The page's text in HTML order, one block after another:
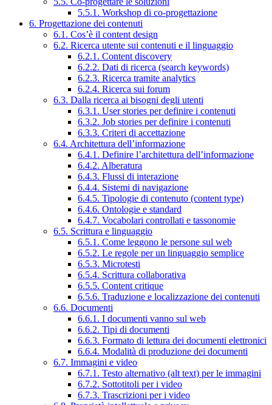
5.5.1. Workshop di co-progettazione
6. Progettazione dei contenuti
6.1. Cos’è il content design
6.2. Ricerca utente sui contenuti e il linguaggio
6.2.1. Content discovery
6.2.2. Dati di ricerca (search keywords)
6.2.3. Ricerca tramite analytics
6.2.4. Ricerca sui forum
6.3. Dalla ricerca ai bisogni degli utenti
6.3.1. User stories per definire i contenuti
6.3.2. Job stories per definire i contenuti
6.3.3. Criteri di accettazione
6.4. Architettura dell’informazione
6.4.1. Definire l’architettura dell’informazione
6.4.2. Alberatura
6.4.3. Flussi di interazione
6.4.4. Sistemi di navigazione
6.4.5. Tipologie di contenuto (content type)
6.4.6. Ontologie e standard
6.4.7. Vocabolari controllati e tassonomie
6.5. Scrittura e linguaggio
6.5.1. Come leggono le persone sul web
6.5.2. Le regole per un linguaggio semplice
6.5.3. Microtesti
6.5.4. Scrittura collaborativa
6.5.5. Content critique
6.5.6. Traduzione e localizzazione dei contenuti
6.6. Documenti
6.6.1. I documenti vanno sul web
6.6.2. Tipi di documenti
6.6.3. Formato di lettura dei documenti elettronici
6.6.4. Modalità di produzione dei documenti
6.7. Immagini e video
6.7.1. Testo alternativo (alt text) per le immagini
6.7.2. Sottotitoli per i video
6.7.3. Trascrizioni per i video